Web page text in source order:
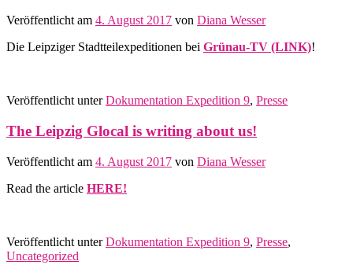
Veröffentlicht am 4. August 2017 von Diana Wesser
Die Leipziger Stadtteilexpeditionen bei Grünau-TV (LINK)!
Veröffentlicht unter Dokumentation Expedition 9, Presse
The Leipzig Glocal is writing about us!
Veröffentlicht am 4. August 2017 von Diana Wesser
Read the article HERE!
Veröffentlicht unter Dokumentation Expedition 9, Presse,
Uncategorized